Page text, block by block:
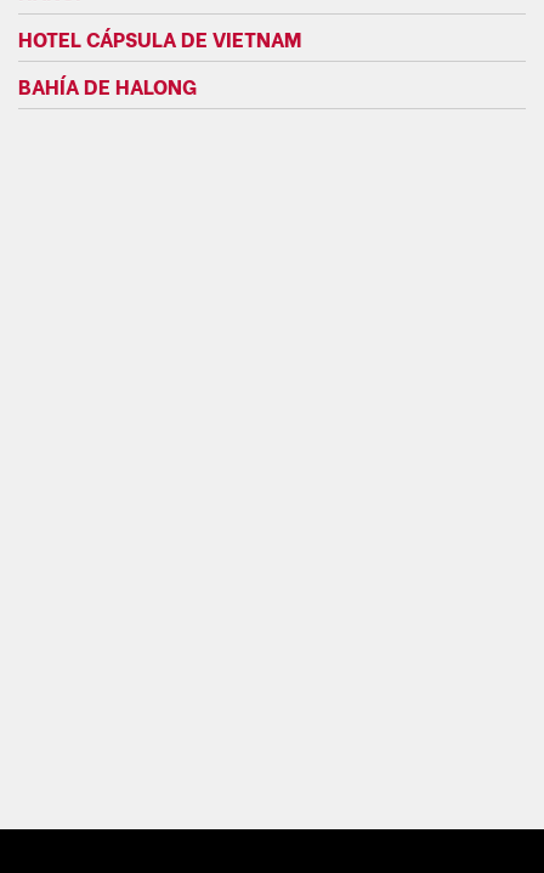
HOTEL CÁPSULA DE VIETNAM
BAHÍA DE HALONG